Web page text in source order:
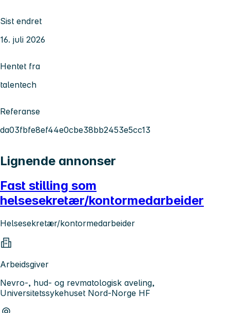
Sist endret
16. juli 2026
Hentet fra
talentech
Referanse
da03fbfe8ef44e0cbe38bb2453e5cc13
Lignende annonser
Fast stilling som
helsesekretær/kontormedarbeider
Helsesekretær/kontormedarbeider
Arbeidsgiver
Nevro-, hud- og revmatologisk aveling,
Universitetssykehuset Nord-Norge HF